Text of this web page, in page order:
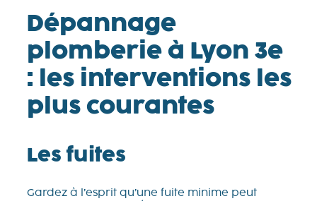
Dépannage
plomberie à Lyon 3e
: les interventions les
plus courantes
Les fuites
Gardez à l’esprit qu’une fuite minime peut